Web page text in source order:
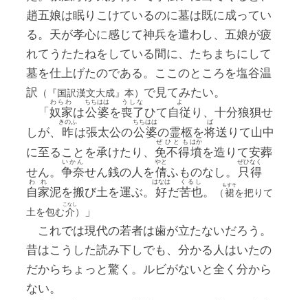
趙五娘は眠りこけているのに墓は既に成ってい
る。天が孝心に感じて神兵を遣わし、五娘が疲
れてうたたねをしている間に、たちまちにして
墓を仕上げたのである。ここのところを塩谷温
訳
（『国訳漢文大成』本） で見てみたい。
「奴家
わらわ
は公
ちち
婆
はは
を喪了
うしな
ひて 自従
よ
り、十分狼狽せ
しが、
昨
きのふ
は張太公の公
ちち
婆
はは
の霊柩を将
ば
送りて山中
に至ることを承けたり、 免不得
ぜひとも
墳
はか
を造りて安葬
せん。 争奈
いかん
せん銭の人を倩
やと
ふものなし。 只得
ぜひなく
自家
われ
泥を搬び土を運ぶ。 好
はなは
だ苦也
くるし
。 （裙
もすそ
を把りて
土を包む介
こなし
）
」
これでは現代の若者は歯が立たないだろう。
昔はこうした読み下しでも、分かる人はいたの
だからちょっと驚く。ルビがないと全く分から
ない。